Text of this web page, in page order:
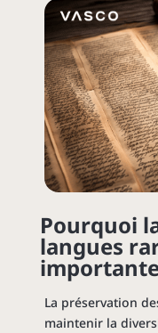
Pourquoi
langues
La préservation
maintenir la